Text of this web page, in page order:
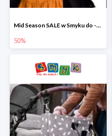
Mid Season SALE w Smyku do -50%
50%